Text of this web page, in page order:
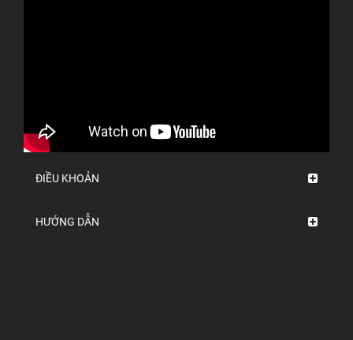
ĐIỀU KHOẢN
HƯỚNG DẪN